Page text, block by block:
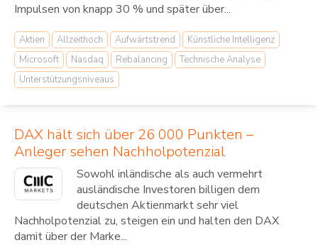
Impulsen von knapp 30 % und später über...
Aktien Allzeithoch Aufwärtstrend
Künstliche Intelligenz
Microsoft
Nasdaq Rebalancing
Technische Analyse
Unterstützungsniveaus
DAX hält sich über 26 000 Punkten –
Anleger sehen Nachholpotenzial
Sowohl inländische als auch vermehrt
ausländische Investoren billigen dem
deutschen Aktienmarkt sehr viel
Nachholpotenzial zu, steigen ein und halten den DAX
damit über der Marke...